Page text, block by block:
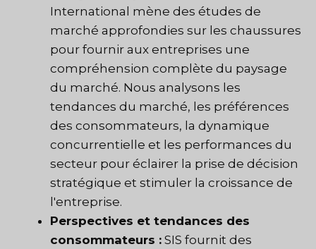
International mène des études de
marché approfondies sur les chaussures
pour fournir aux entreprises une
compréhension complète du paysage
du marché. Nous analysons les
tendances du marché, les préférences
des consommateurs, la dynamique
concurrentielle et les performances du
secteur pour éclairer la prise de décision
stratégique et stimuler la croissance de
l'entreprise.
Perspectives et tendances des
consommateurs : SIS fournit des